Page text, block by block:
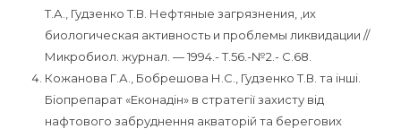
Т.А., Гудзенко Т.В. Нефтяные загрязнения, ,их
биологическая активность и проблемы ликвидации //
Микробиол. журнал. — 1994.- Т.56.-№2.- С.68.
Кожанова Г.А., Бобрешова Н.С., Гудзенко Т.В. та інші.
Біопрепарат «Еконадін» в стратегії захисту від
нафтового забруднення акваторій та берегових